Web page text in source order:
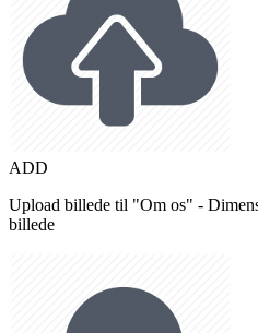
ADD
Upload billede til "Om os" -
billede